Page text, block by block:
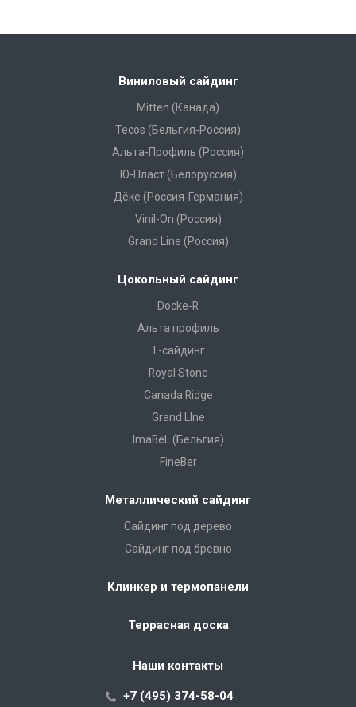
Виниловый сайдинг
Mitten (Канада)
Tecos (Бельгия-Россия)
Альта-Профиль (Россия)
Ю-Пласт (Белоруссия)
Дёке (Россия-Германия)
Vinil-On (Россия)
Grand Line (Россия)
Цокольный сайдинг
Docke-R
Альта профиль
Т-сайдинг
Royal Stone
Canada Ridge
Grand LIne
ImaBeL (Бельгия)
FineBer
Металлический сайдинг
Сайдинг под дерево
Сайдинг под бревно
Клинкер и термопанели
Террасная доска
Наши контакты
+7 (495) 374-58-04